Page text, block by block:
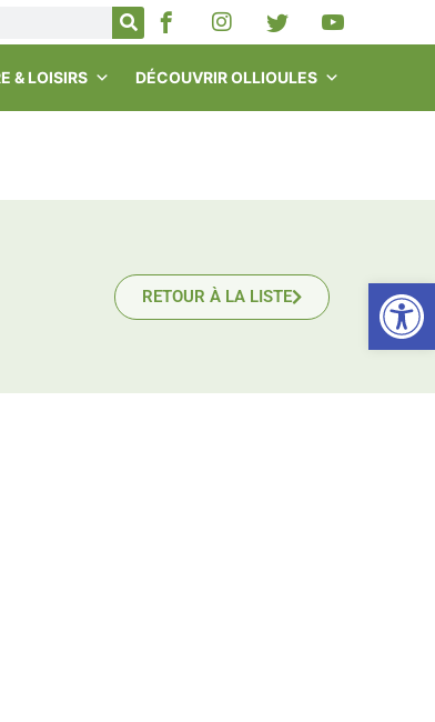
& LOISIRS DÉCOUVRIR OLLIOULES
RETOUR À LA LISTE